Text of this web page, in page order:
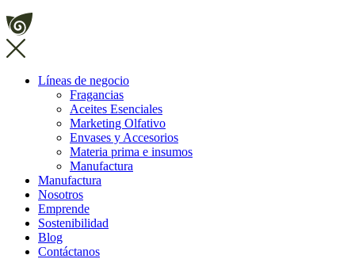
Líneas de negocio
Fragancias
Aceites Esenciales
Marketing Olfativo
Envases y Accesorios
Materia prima e insumos
Manufactura
Manufactura
Nosotros
Emprende
Sostenibilidad
Blog
Contáctanos